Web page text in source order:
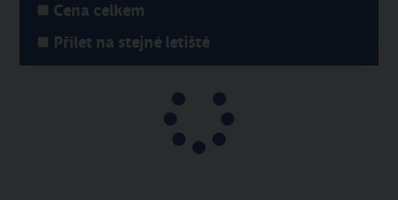
Cena celkem
Přílet na stejné letiště